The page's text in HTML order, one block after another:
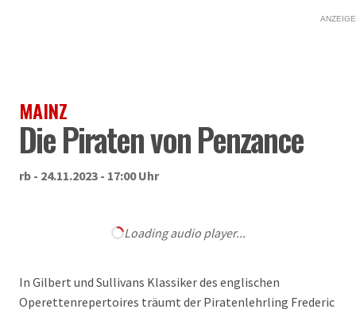
ANZEIGE
MAINZ
Die Piraten von Penzance
rb - 24.11.2023 - 17:00 Uhr
Loading audio player...
In Gilbert und Sullivans Klassiker des englischen
Operettenrepertoires träumt der Piratenlehrling Frederic